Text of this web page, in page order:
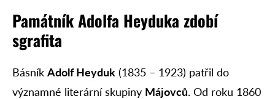
Památník Adolfa Heyduka zdobí
sgrafita
Básník Adolf Heyduk (1835 – 1923) patřil do
významné literární skupiny Májovců. Od roku 1860